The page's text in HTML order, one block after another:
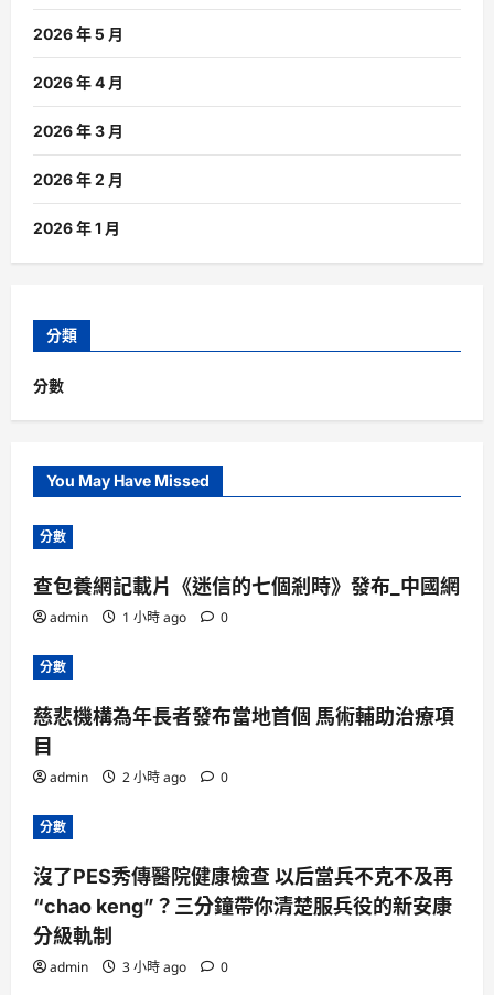
2026 年 5 月
2026 年 4 月
2026 年 3 月
2026 年 2 月
2026 年 1 月
分類
分數
You May Have Missed
分數
查包養網記載片《迷信的七個剎時》發布_中國網
admin 1 小時 ago 0
分數
慈悲機構為年長者發布當地首個 馬術輔助治療項
目
admin 2 小時 ago 0
分數
沒了PES秀傳醫院健康檢查 以后當兵不克不及再
“chao keng”？三分鐘帶你清楚服兵役的新安康
分級軌制
admin 3 小時 ago 0